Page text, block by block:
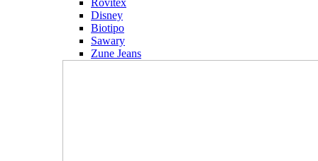
Disney
Biotipo
Sawary
Zune Jeans